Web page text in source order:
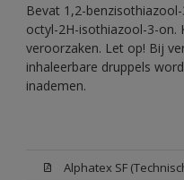
Bevat 1,2-
octyl-2H-isothiazool-3-on.
veroorzaken. Let op! Bij
inhaleerbare druppels
inademen.
Alphatex SF